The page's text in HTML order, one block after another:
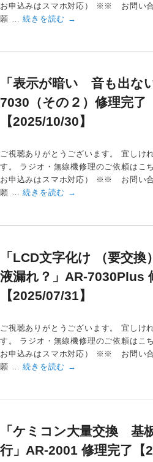
お申込みはスマホ対応） ※※ お問い合
願 …続きを読む →
「表示が暗い 音も出な
7030（その２）修理完了
【2025/10/30】
ご視聴ありがとうございます。 宜しけ
す。 ラジオ・無線機修理のご依頼は
お申込みはスマホ対応） ※※ お問い合
願 …続きを読む →
「LCD文字化け （要交換
液漏れ？」AR-7030Plus
【2025/07/31】
ご視聴ありがとうございます。 宜しけ
す。 ラジオ・無線機修理のご依頼は
お申込みはスマホ対応） ※※ お問い合
願 …続きを読む →
「ケミコン大量交換 基
行」AR-2001 修理完了【